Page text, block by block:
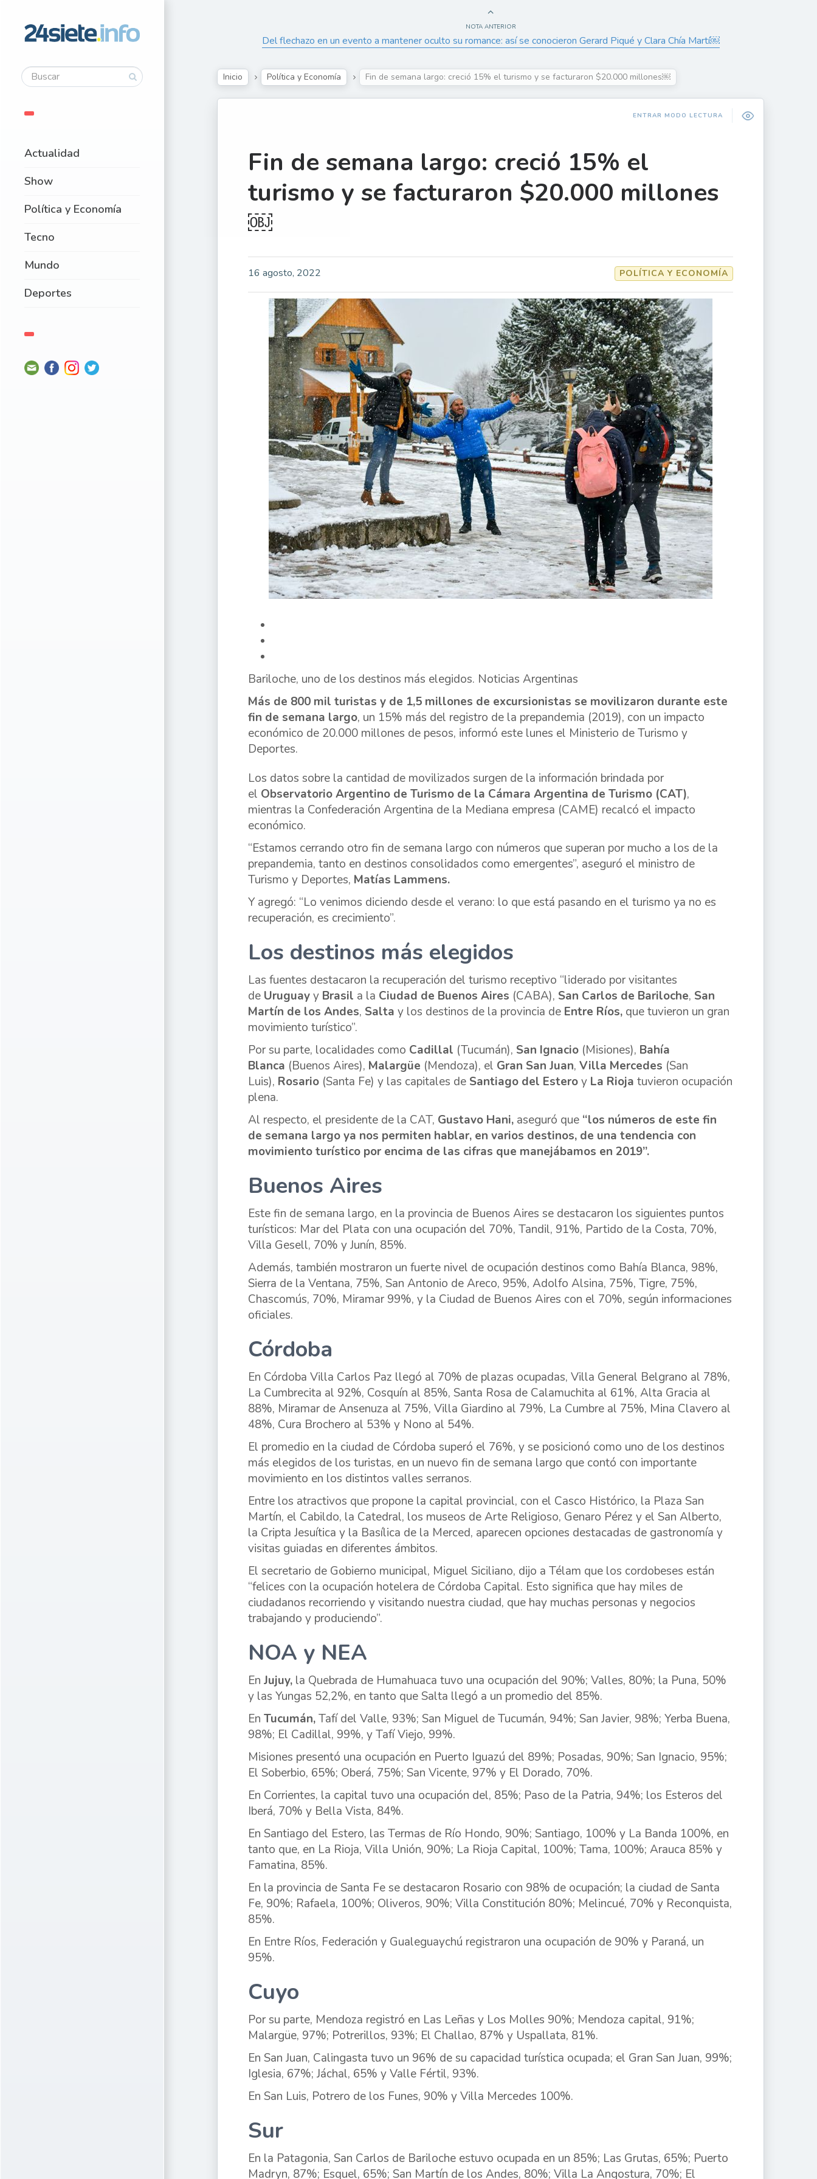
Actualidad
Show
Política y Economía
Tecno
Mundo
Deportes
NOTA ANTERIOR
Del flechazo en un evento a mantener oculto su romance: así se conocieron Gerard Piqué y Clara Chía Martí￼
Inicio Política y Economía Fin de semana largo: creció 15% el turismo y se facturaron $20.000 millones￼
ENTRAR MODO LECTURA
Fin de semana largo: creció 15% el
turismo y se facturaron $20.000 millones
￼
16 agosto, 2022 POLÍTICA Y ECONOMÍA
Bariloche, uno de los destinos más elegidos. Noticias Argentinas
Más de 800 mil turistas y de 1,5 millones de excursionistas se movilizaron durante este
fin de semana largo, un 15% más del registro de la prepandemia (2019), con un impacto
económico de 20.000 millones de pesos, informó este lunes el Ministerio de Turismo y
Deportes.
Los datos sobre la cantidad de movilizados surgen de la información brindada por
el Observatorio Argentino de Turismo de la Cámara Argentina de Turismo (CAT),
mientras la Confederación Argentina de la Mediana empresa (CAME) recalcó el impacto
económico.
“Estamos cerrando otro fin de semana largo con números que superan por mucho a los de la
prepandemia, tanto en destinos consolidados como emergentes”, aseguró el ministro de
Turismo y Deportes, Matías Lammens.
Y agregó: “Lo venimos diciendo desde el verano: lo que está pasando en el turismo ya no es
recuperación, es crecimiento”.
Los destinos más elegidos
Las fuentes destacaron la recuperación del turismo receptivo “liderado por visitantes
de Uruguayy Brasil a la Ciudad de Buenos Aires (CABA), San Carlos de Bariloche, San
Martín de los Andes, Salta y los destinos de la provincia de Entre Ríos, que tuvieron un gran
movimiento turístico”.
Por su parte, localidades como Cadillal (Tucumán), San Ignacio (Misiones), Bahía
Blanca (Buenos Aires), Malargüe (Mendoza), el Gran San Juan, Villa Mercedes (San
Luis), Rosario (Santa Fe) y las capitales de Santiago del Esteroy La Rioja tuvieron ocupación
plena.
Al respecto, el presidente de la CAT, Gustavo Hani, aseguró que “los números de este fin
de semana largo ya nos permiten hablar, en varios destinos, de una tendencia con
movimiento turístico por encima de las cifras que manejábamos en 2019”.
Buenos Aires
Este fin de semana largo, en la provincia de Buenos Aires se destacaron los siguientes puntos
turísticos: Mar del Plata con una ocupación del 70%, Tandil, 91%, Partido de la Costa, 70%,
Villa Gesell, 70% y Junín, 85%.
Además, también mostraron un fuerte nivel de ocupación destinos como Bahía Blanca, 98%,
Sierra de la Ventana, 75%, San Antonio de Areco, 95%, Adolfo Alsina, 75%, Tigre, 75%,
Chascomús, 70%, Miramar 99%, y la Ciudad de Buenos Aires con el 70%, según informaciones
oficiales.
Córdoba
En Córdoba Villa Carlos Paz llegó al 70% de plazas ocupadas, Villa General Belgrano al 78%,
La Cumbrecita al 92%, Cosquín al 85%, Santa Rosa de Calamuchita al 61%, Alta Gracia al
88%, Miramar de Ansenuza al 75%, Villa Giardino al 79%, La Cumbre al 75%, Mina Clavero al
48%, Cura Brochero al 53% y Nono al 54%.
El promedio en la ciudad de Córdoba superó el 76%, y se posicionó como uno de los destinos
más elegidos de los turistas, en un nuevo fin de semana largo que contó con importante
movimiento en los distintos valles serranos.
Entre los atractivos que propone la capital provincial, con el Casco Histórico, la Plaza San
Martín, el Cabildo, la Catedral, los museos de Arte Religioso, Genaro Pérez y el San Alberto,
la Cripta Jesuítica y la Basílica de la Merced, aparecen opciones destacadas de gastronomía y
visitas guiadas en diferentes ámbitos.
El secretario de Gobierno municipal, Miguel Siciliano, dijo a Télam que los cordobeses están
“felices con la ocupación hotelera de Córdoba Capital. Esto significa que hay miles de
ciudadanos recorriendo y visitando nuestra ciudad, que hay muchas personas y negocios
trabajando y produciendo”.
NOA y NEA
En Jujuy, la Quebrada de Humahuaca tuvo una ocupación del 90%; Valles, 80%; la Puna, 50%
y las Yungas 52,2%, en tanto que Salta llegó a un promedio del 85%.
En Tucumán,Tafí del Valle, 93%; San Miguel de Tucumán, 94%; San Javier, 98%; Yerba Buena,
98%; El Cadillal, 99%, y Tafí Viejo, 99%.
Misiones presentó una ocupación en Puerto Iguazú del 89%; Posadas, 90%; San Ignacio, 95%;
El Soberbio, 65%; Oberá, 75%; San Vicente, 97% y El Dorado, 70%.
En Corrientes, la capital tuvo una ocupación del, 85%; Paso de la Patria, 94%; los Esteros del
Iberá, 70% y Bella Vista, 84%.
En Santiago del Estero, las Termas de Río Hondo, 90%; Santiago, 100% y La Banda 100%, en
tanto que, en La Rioja, Villa Unión, 90%; La Rioja Capital, 100%; Tama, 100%; Arauca 85% y
Famatina, 85%.
En la provincia de Santa Fe se destacaron Rosario con 98% de ocupación; la ciudad de Santa
Fe, 90%; Rafaela, 100%; Oliveros, 90%; Villa Constitución 80%; Melincué, 70% y Reconquista,
85%.
En Entre Ríos, Federación y Gualeguaychú registraron una ocupación de 90% y Paraná, un
95%.
Cuyo
Por su parte, Mendoza registró en Las Leñas y Los Molles 90%; Mendoza capital, 91%;
Malargüe, 97%; Potrerillos, 93%; El Challao, 87% y Uspallata, 81%.
En San Juan, Calingasta tuvo un 96% de su capacidad turística ocupada; el Gran San Juan, 99%;
Iglesia, 67%; Jáchal, 65% y Valle Fértil, 93%.
En San Luis, Potrero de los Funes, 90% y Villa Mercedes 100%.
Sur
En la Patagonia, San Carlos de Bariloche estuvo ocupada en un 85%; Las Grutas, 65%; Puerto
Madryn, 87%; Esquel, 65%; San Martín de los Andes, 80%; Villa La Angostura, 70%; El